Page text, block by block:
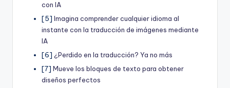
con IA
[5] Imagina comprender cualquier idioma al
instante con la traducción de imágenes mediante
IA
[6] ¿Perdido en la traducción? Ya no más
[7] Mueve los bloques de texto para obtener
diseños perfectos